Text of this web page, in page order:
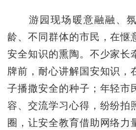
游园现场暖意融融、氛
龄、不同群体的市民，在惬
安全知识的熏陶。不少家长
牌前，耐心讲解国安知识，
子播撒安全的种子；年轻市
容、交流学习心得，纷纷拍
圈，让安全教育借助网络力